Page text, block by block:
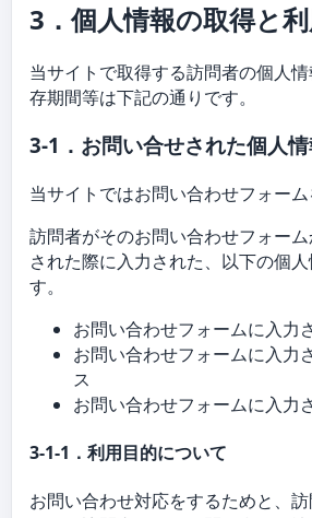
3．個人情報の取得と
当サイトで取得する訪問者の個人
存期間等は下記の通りです。
3-1．お問い合せされた個人
当サイトではお問い合わせフォーム
訪問者がそのお問い合わせフォー
された際に入力された、以下の個
す。
お問い合わせフォームに入力
お問い合わせフォームに入力
ス
お問い合わせフォームに入力
3-1-1．利用目的について
お問い合わせ対応をするためと、